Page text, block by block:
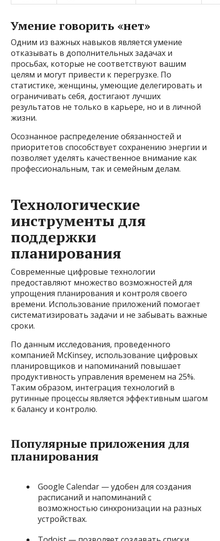
Умение говорить «нет»
Одним из важных навыков является умение
отказывать в дополнительных задачах и
просьбах, которые не соответствуют вашим
целям и могут привести к перегрузке. По
статистике, женщины, умеющие делегировать и
ограничивать себя, достигают лучших
результатов не только в карьере, но и в личной
жизни.
Осознанное распределение обязанностей и
приоритетов способствует сохранению энергии и
позволяет уделять качественное внимание как
профессиональным, так и семейным делам.
Технологические
инструменты для
поддержки
планирования
Современные цифровые технологии
предоставляют множество возможностей для
упрощения планирования и контроля своего
времени. Использование приложений помогает
систематизировать задачи и не забывать важные
сроки.
По данным исследования, проведенного
компанией McKinsey, использование цифровых
планировщиков и напоминаний повышает
продуктивность управления временем на 25%.
Таким образом, интеграция технологий в
рутинные процессы является эффективным шагом
к балансу и контролю.
Популярные приложения для
планирования
Google Calendar — удобен для создания
расписаний и напоминаний с
возможностью синхронизации на разных
устройствах.